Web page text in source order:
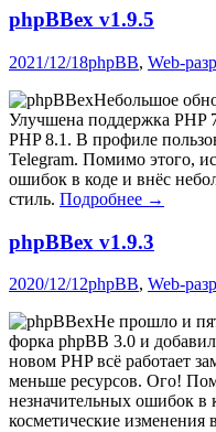
phpBBex v1.9.5
2021/12/18phpBB, Web-
Небольшое
Улучшена поддержка PHP
PHP 8.1. В профиле
Telegram. Помимо этого,
ошибок в коде и внёс
стиль. Подробнее →
phpBBex v1.9.3
2020/12/12phpBB, Web-
Не прошло и
форка phpBB 3.0 и
новом PHP всё работает
меньше ресурсов. Ого!
незначительных ошибок в
косметические изменения